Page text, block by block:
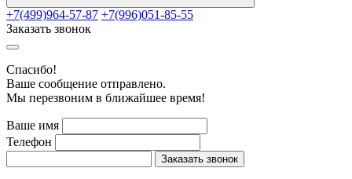
+7(499)964-57-87 +7(996)051-85-55
Заказать звонок
Cпасибо!
Ваше сообщение отправлено.
Мы перезвоним в ближайшее время!
Ваше имя
Телефон
Заказать звонок